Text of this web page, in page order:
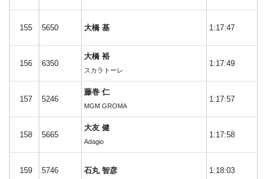
155 5650 大橋 基 1:17:47
156 6350
大橋 裕
スカラトーレ
1:17:49
157 5246
藤巻 仁
MGM GROMA
1:17:57
158 5665
大友 健
Adagio
1:17:58
159 5746 石丸 智彦 1:18:03